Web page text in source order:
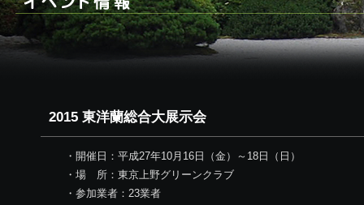
2015 東洋蘭総合大展示会
・開催日：平成27年10月16日（金）～18日（日）
・場 所：東京上野グリーンクラブ
・参加業者：23業者